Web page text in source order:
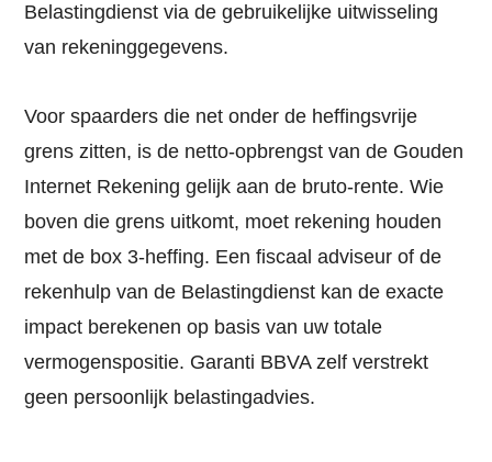
Belastingdienst via de gebruikelijke uitwisseling
van rekeninggegevens.
Voor spaarders die net onder de heffingsvrije
grens zitten, is de netto-opbrengst van de Gouden
Internet Rekening gelijk aan de bruto-rente. Wie
boven die grens uitkomt, moet rekening houden
met de box 3-heffing. Een fiscaal adviseur of de
rekenhulp van de Belastingdienst kan de exacte
impact berekenen op basis van uw totale
vermogenspositie. Garanti BBVA zelf verstrekt
geen persoonlijk belastingadvies.